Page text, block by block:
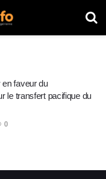
faveur du
le transfert pacifique du
0